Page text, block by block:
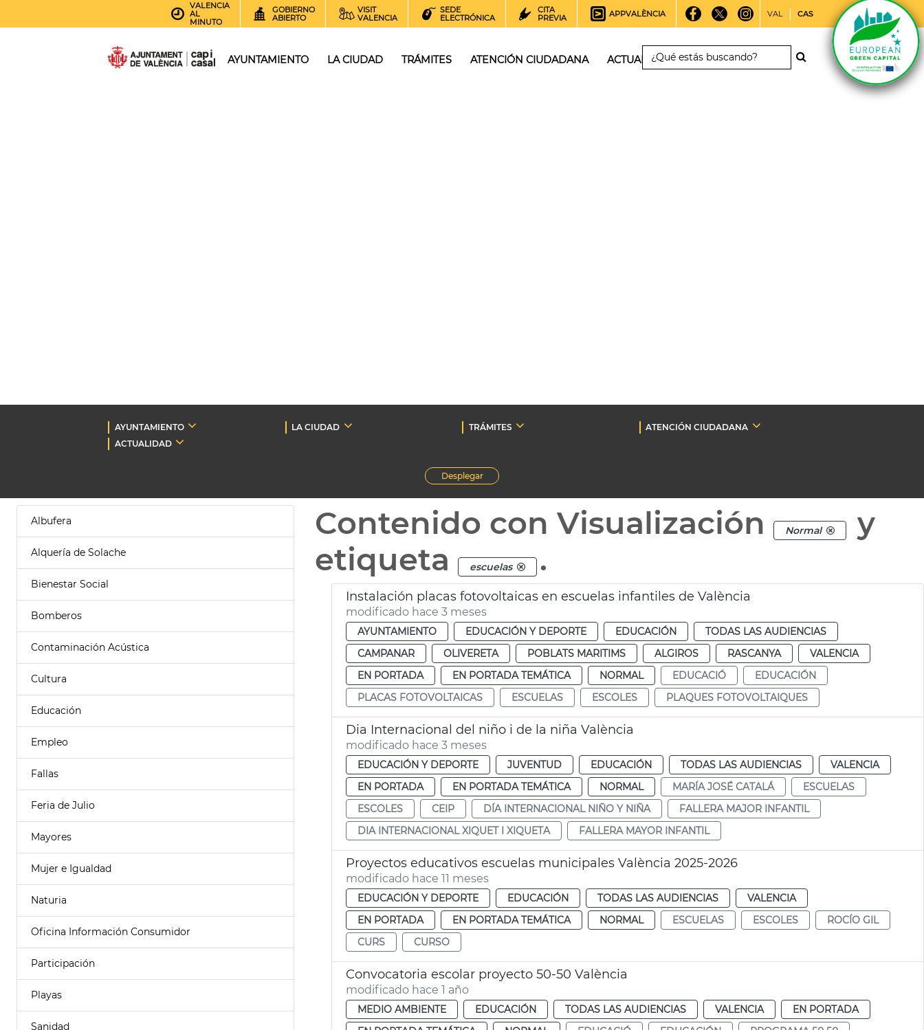
VALENCIA
AL
MINUTO
GOBIERNO
ABIERTO
VISIT
VALENCIA
SEDE
ELECTRÓNICA
CITA
PREVIA
APPVALÈNCIA VAL CAS
AYUNTAMIENTO LA CIUDAD TRÁMITES ATENCIÓN CIUDADANA ACTUALIDAD
AYUNTAMIENTO LA CIUDAD TRÁMITES
ATENCIÓN CIUDADANA
ACTUALIDAD
Desplegar
Albufera
Alquería de Solache
Bienestar Social
Bomberos
Contaminación Acústica
Cultura
Educación
Empleo
Fallas
Feria de Julio
Mayores
Mujer e Igualdad
Naturia
Oficina Información Consumidor
Participación
Playas
Sanidad
Contenido con Visualización Normal
y
etiqueta
escuelas .
Instalación placas fotovoltaicas en escuelas infantiles de València
modificado hace 3 meses
AYUNTAMIENTO EDUCACIÓN Y DEPORTE EDUCACIÓN
TODAS LAS AUDIENCIAS
CAMPANAR
OLIVERETA POBLATS MARITIMS ALGIROS RASCANYA
VALENCIA
EN PORTADA
EN PORTADA TEMÁTICA NORMAL EDUCACIÓ
EDUCACIÓN
PLACAS FOTOVOLTAICAS
ESCUELAS ESCOLES PLAQUES FOTOVOLTAIQUES
Dia Internacional del niño i de la niña València
modificado hace 3 meses
EDUCACIÓN Y DEPORTE JUVENTUD EDUCACIÓN TODAS LAS AUDIENCIAS
VALENCIA
EN PORTADA
EN PORTADA TEMÁTICA NORMAL MARÍA JOSÉ CATALÁ
ESCUELAS
ESCOLES
CEIP DÍA INTERNACIONAL NIÑO Y NIÑA
FALLERA MAJOR INFANTIL
DIA INTERNACIONAL XIQUET I XIQUETA
FALLERA MAYOR INFANTIL
Proyectos educativos escuelas municipales València 2025-2026
modificado hace 11 meses
EDUCACIÓN Y DEPORTE EDUCACIÓN TODAS LAS AUDIENCIAS
VALENCIA
EN PORTADA
EN PORTADA TEMÁTICA NORMAL ESCUELAS ESCOLES
ROCÍO GIL
CURS
CURSO
Convocatoria escolar proyecto 50-50 València
modificado hace 1 año
MEDIO AMBIENTE EDUCACIÓN TODAS LAS AUDIENCIAS VALENCIA
EN PORTADA